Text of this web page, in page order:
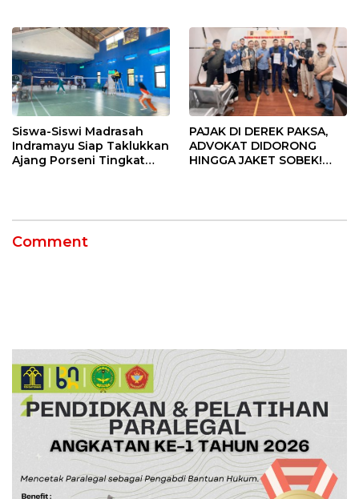
Siswa-Siswi Madrasah
Indramayu Siap Taklukkan
Ajang Porseni Tingkat
PAJAK DI DEREK PAKSA,
ADVOKAT DIDORONG
HINGGA JAKET SOBEK!
Comment